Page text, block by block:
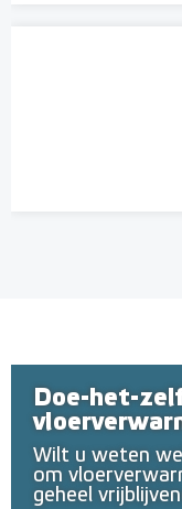
Doe-het-
Wilt u weten
om
geheel